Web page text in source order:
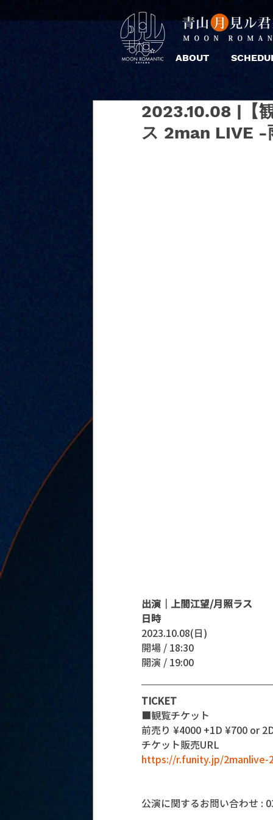
ABOUT
2023.10.08 |【
ス 2man LIVE -
出演｜上間江望/月照ラス
日時
2023.10.08(日)
開場 / 18:30
開演 / 19:00
TICKET
■観覧チケット
前売り ¥4000 +1D ¥700 or
チケット販売URL
https://r.funity.jp/2manlive-
公演に関するお問い合わせ :